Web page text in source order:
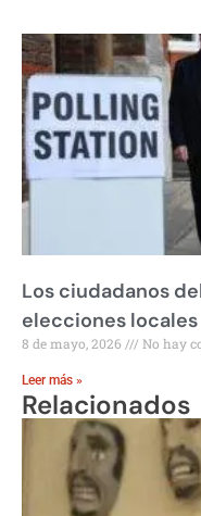
Los ciudadanos
elecciones locales
8 de mayo, 2026 No hay
Leer más »
Relacionados